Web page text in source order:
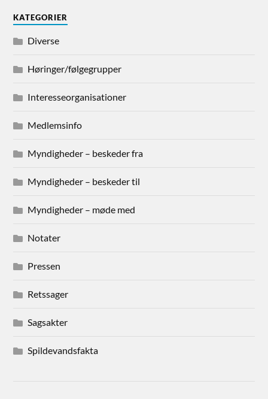
KATEGORIER
Diverse
Høringer/følgegrupper
Interesseorganisationer
Medlemsinfo
Myndigheder – beskeder fra
Myndigheder – beskeder til
Myndigheder – møde med
Notater
Pressen
Retssager
Sagsakter
Spildevandsfakta